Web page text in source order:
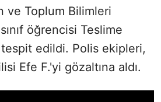
ve Toplum Bilimleri
öğrencisi Teslime
edildi. Polis ekipleri,
Efe F.'yi gözaltına aldı.